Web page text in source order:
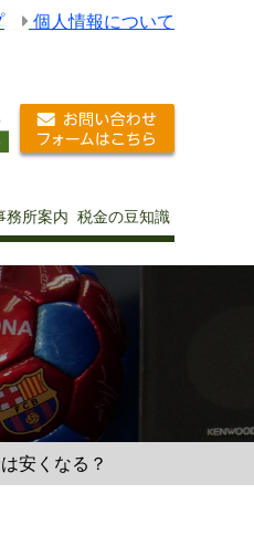
個人情報について
務所案内 税金の豆知識
安くなる？